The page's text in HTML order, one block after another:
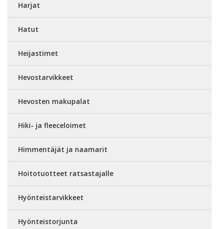
Harjat
Hatut
Heijastimet
Hevostarvikkeet
Hevosten makupalat
Hiki- ja fleeceloimet
Himmentäjät ja naamarit
Hoitotuotteet ratsastajalle
Hyönteistarvikkeet
Hyönteistorjunta